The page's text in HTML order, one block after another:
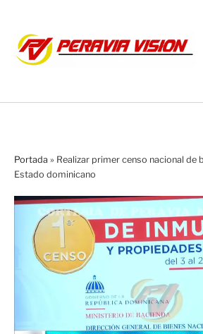
Portada » Realizar primer censo nacional de
Estado dominicano